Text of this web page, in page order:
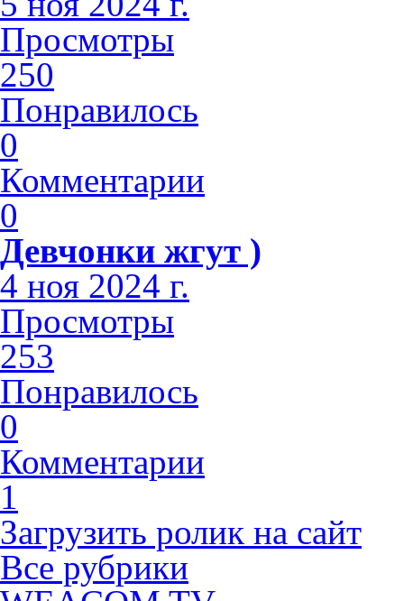
Просмотры
250
Понравилось
0
Комментарии
0
Девчонки жгут )
4 ноя 2024 г.
Просмотры
253
Понравилось
0
Комментарии
1
Загрузить ролик на сайт
Все рубрики